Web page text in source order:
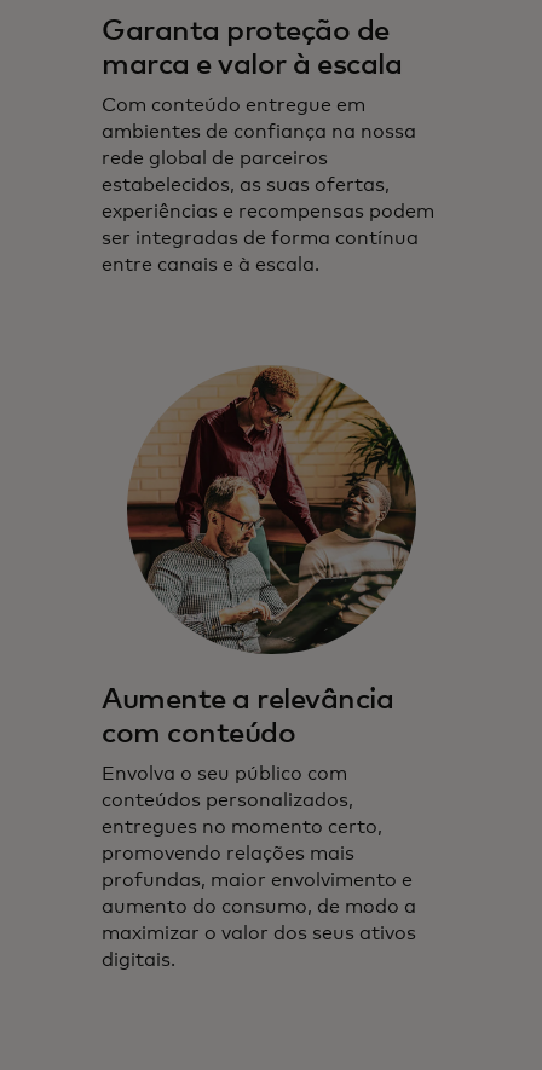
Garanta proteção de
marca e valor à escala
Com conteúdo entregue em
ambientes de confiança na nossa
rede global de parceiros
estabelecidos, as suas ofertas,
experiências e recompensas podem
ser integradas de forma contínua
entre canais e à escala.
Aumente a relevância
com conteúdo
Envolva o seu público com
conteúdos personalizados,
entregues no momento certo,
promovendo relações mais
profundas, maior envolvimento e
aumento do consumo, de modo a
maximizar o valor dos seus ativos
digitais.